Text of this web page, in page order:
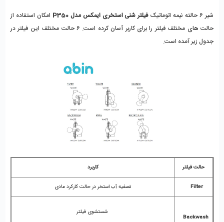
شیر 6 حالته نیمه اتوماتیک فیلتر شنی استخری ایمکس مدل P350
امکان استفاده از
حالت های مختلف فیلتر را برای کاربر آسان کرده است. 6 حالت مختلف این فیلتر در
جدول زیر آمده است.
حالت فیلتر کاربرد
Filter تصفیه آب استخر در حالت کارکرد عادی
Backwash
شستشوی فیلتر